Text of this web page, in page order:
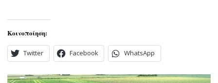
Κοινοποίηση:
Twitter Facebook WhatsApp